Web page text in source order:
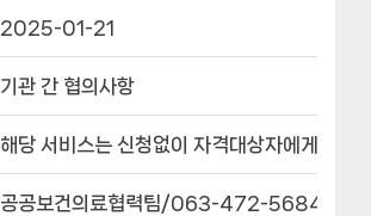
2025-01-21
기관 간 협의사항
해당 서비스는 신청없이 자격대상자에게 자동
공공보건의료협력팀/063-472-5684